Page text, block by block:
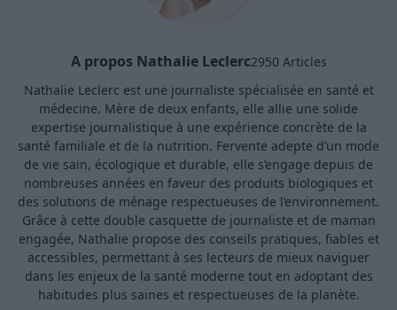
A propos Nathalie Leclerc2950 Articles
Nathalie Leclerc est une journaliste spécialisée en santé et
médecine. Mère de deux enfants, elle allie une solide
expertise journalistique à une expérience concrète de la
santé familiale et de la nutrition. Fervente adepte d’un mode
de vie sain, écologique et durable, elle s’engage depuis de
nombreuses années en faveur des produits biologiques et
des solutions de ménage respectueuses de l’environnement.
Grâce à cette double casquette de journaliste et de maman
engagée, Nathalie propose des conseils pratiques, fiables et
accessibles, permettant à ses lecteurs de mieux naviguer
dans les enjeux de la santé moderne tout en adoptant des
habitudes plus saines et respectueuses de la planète.